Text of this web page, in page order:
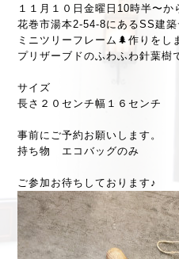
１１月１０日金曜日10時半〜か
花巻市湯本2-54-8にあるSS建
ミニツリーフレーム🌲作りをし
プリザーブドのふわふわ針葉樹
サイズ
長さ２０センチ幅１６センチ
事前にご予約お願いします。
持ち物 エコバッグのみ
ご参加お待ちしております♪